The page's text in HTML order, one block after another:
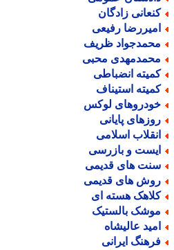
زادگان
رفیعی
ظریف
محبی
انضباطی
استیناف
لوکس
پایانی
اسلامی
و بازرسی
های قدیمی
های قدیمی
هسته ای
بالستیک
عالیشاه
ایرانی